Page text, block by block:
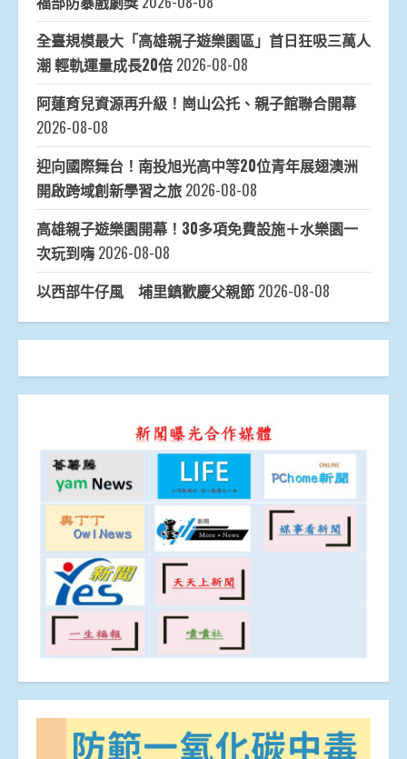
全臺規模最大「高雄親子遊樂園區」首日狂吸三萬人
潮 輕軌運量成長20倍 2026-08-08
阿蓮育兒資源再升級！崗山公托、親子館聯合開幕
2026-08-08
迎向國際舞台！南投旭光高中等20位青年展翅澳洲
開啟跨域創新學習之旅 2026-08-08
高雄親子遊樂園開幕！30多項免費設施＋水樂園一
次玩到嗨 2026-08-08
以西部牛仔風 埔里鎮歡慶父親節 2026-08-08